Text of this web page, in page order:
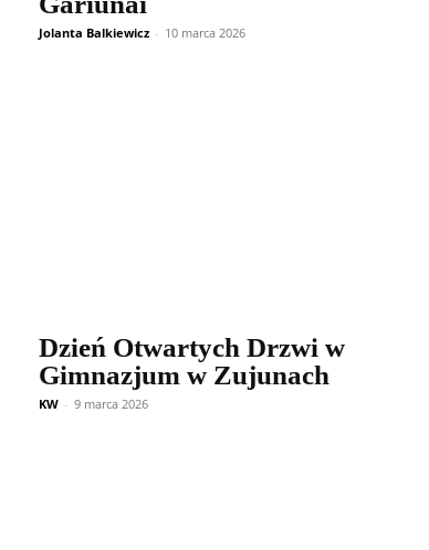
Jolanta Balkiewicz - 10 marca 2026
Dzień Otwartych Drzwi w
Gimnazjum w Zujunach
KW - 9 marca 2026